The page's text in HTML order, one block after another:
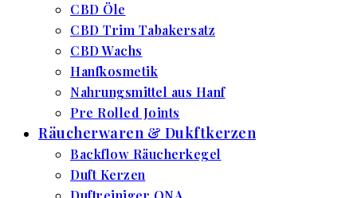
CBD Öle
CBD Trim Tabakersatz
CBD Wachs
Hanfkosmetik
Nahrungsmittel aus Hanf
Pre Rolled Joints
Räucherwaren & Dukftkerzen
Backflow Räucherkegel
Duft Kerzen